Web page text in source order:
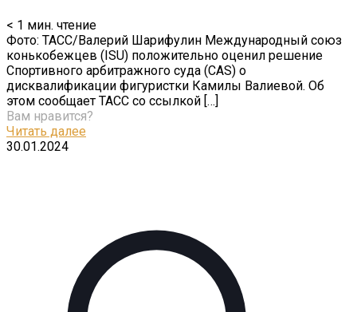
< 1 мин. чтение
Фото: ТАСС/Валерий Шарифулин Международный союз
конькобежцев (ISU) положительно оценил решение
Спортивного арбитражного суда (CAS) о
дисквалификации фигуристки Камилы Валиевой. Об
этом сообщает ТАСС со ссылкой […]
Вам нравится?
Читать далее
30.01.2024